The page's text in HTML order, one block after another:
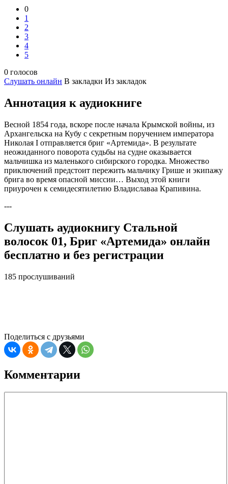
0
1
2
3
4
5
0 голосов
Слушать онлайн В закладки Из закладок
Аннотация к аудиокниге
Весной 1854 года, вскоре после начала Крымской войны, из
Архангельска на Кубу с секретным поручением императора
Николая I отправляется бриг «Артемида». В результате
неожиданного поворота судьбы на судне оказывается
мальчишка из маленького сибирского городка. Множество
приключений предстоит пережить мальчику Грише и экипажу
брига во время опасной миссии… Выход этой книги
приурочен к семидесятилетию Владиславаа Крапивина.
---
Слушать аудиокнигу Стальной
волосок 01, Бриг «Артемида» онлайн
бесплатно и без регистрации
185 прослушиваний
Поделиться с друзьями
Комментарии